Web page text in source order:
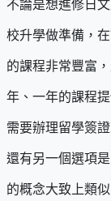
不論是想進修日
校升學做準備，
的課程非常豐富
年、一年的課程
需要辦理留學簽
還有另一個選項
的概念大致上類